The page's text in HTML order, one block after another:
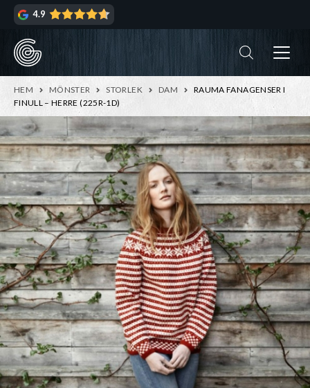
Hoppa
navigering
Hoppa
innehåll
4.9
HEM MÖNSTER STORLEK DAM
RAUMA FANAGENSER I
FINULL – HERRE (225R-1D)